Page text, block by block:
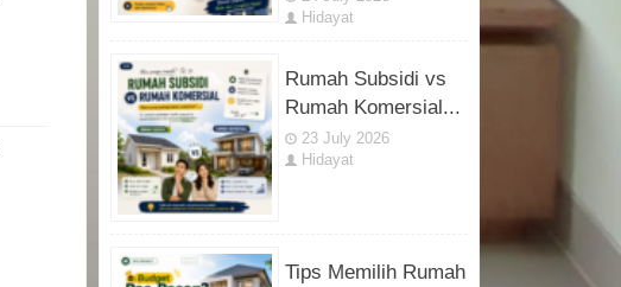
Hidayat
Rumah Subsidi vs
Rumah Komersial...
23 July 2026
Hidayat
Tips Memilih Rumah